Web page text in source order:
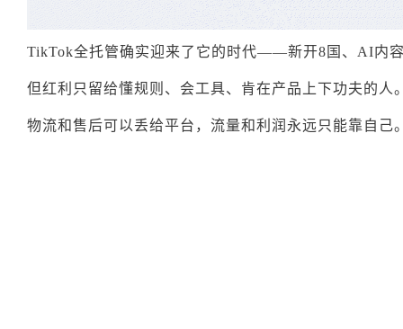
TikTok全托管确实迎来了它的时代——新开8国、AI内
但红利只留给懂规则、会工具、肯在产品上下功夫的人
物流和售后可以丢给平台，流量和利润永远只能靠自己